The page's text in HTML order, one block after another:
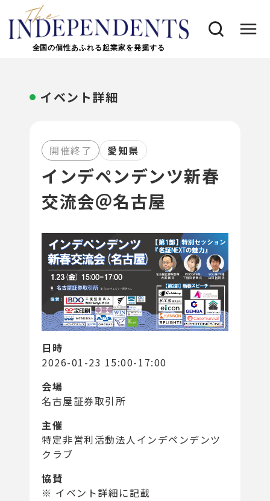
全国の個性あふれる起業家を発掘する
イベント詳細
開催終了 愛知県
インデペンデンツ新春
交流会＠名古屋
日時
2026-01-23 15:00-17:00
会場
名古屋証券取引所
主催
特定非営利活動法人インデペンデンツ
クラブ
協賛
※ イベント詳細に記載